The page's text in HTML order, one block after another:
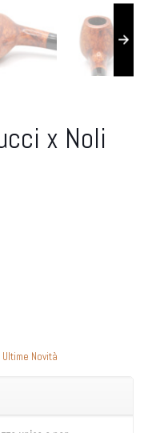
x Noli
Ultime Novità